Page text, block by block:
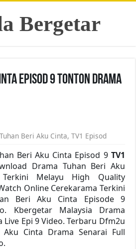
Bergetar
Episod 9 Tonton Drama
Tuhan Beri Aku Cinta,TV1 Episod
Beri Aku Cinta Episod 9 TV1
Drama Tuhan Beri Aku
Melayu High Quality
Online Cerekarama Terkini
Beri Aku Cinta Episode 9
Kbergetar Malaysia Drama
Live Epi 9 Video. Terbaru Dfm2u
Cinta Drama Senarai Full